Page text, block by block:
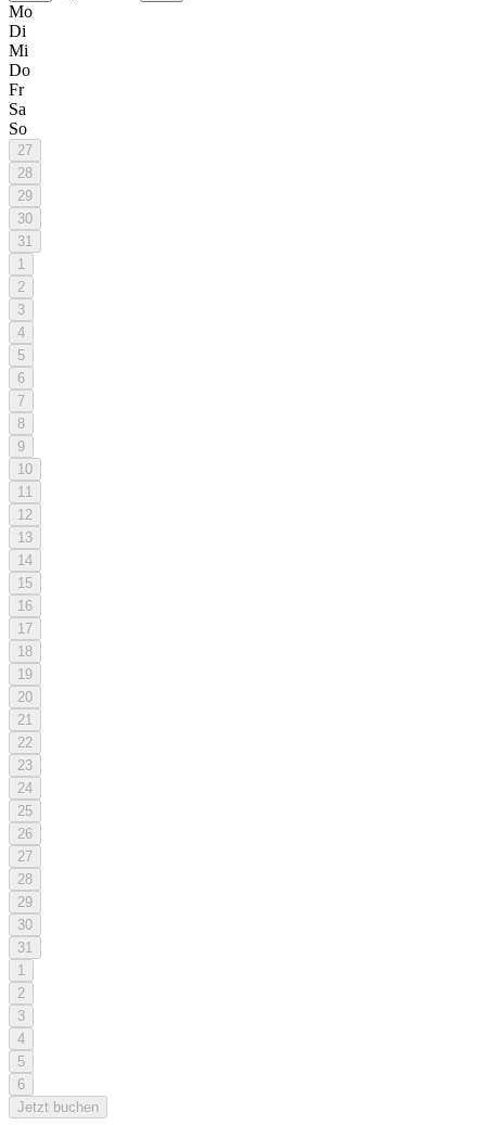
Mo
Di
Mi
Do
Fr
Sa
So
27
28
29
30
31
1
2
3
4
5
6
7
8
9
10
11
12
13
14
15
16
17
18
19
20
21
22
23
24
25
26
27
28
29
30
31
1
2
3
4
5
6
Jetzt buchen